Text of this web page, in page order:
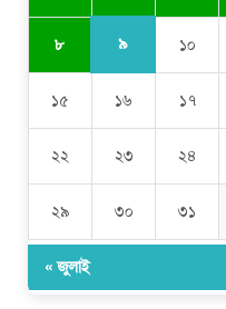
৮ ৯ ১০
১৫ ১৬ ১৭
২২ ২৩ ২৪
২৯ ৩০ ৩১
« জুলাই